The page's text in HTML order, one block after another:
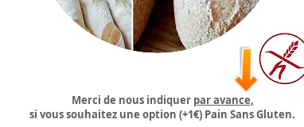
Merci de nous indiquer par avance,
si vous souhaitez une option (+1€) Pain Sans Gluten.